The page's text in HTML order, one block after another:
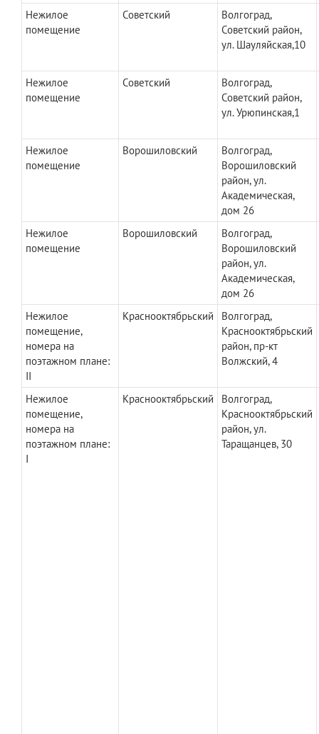
Нежилое
помещение
Советский
Волгоград,
Советский район,
ул. Шауляйская,10
Нежилое
помещение
Советский
Волгоград,
Советский район,
ул. Урюпинская,1
Нежилое
помещение
Ворошиловский
Волгоград,
Ворошиловский
район, ул.
Академическая,
дом 26
Нежилое
помещение
Ворошиловский
Волгоград,
Ворошиловский
район, ул.
Академическая,
дом 26
Нежилое
помещение,
номера на
поэтажном плане:
II
Краснооктябрьский
Волгоград,
Краснооктябрьский
район, пр-кт
Волжский, 4
Нежилое
помещение,
номера на
поэтажном плане:
I
Краснооктябрьский
Волгоград,
Краснооктябрьский
район, ул.
Таращанцев, 30